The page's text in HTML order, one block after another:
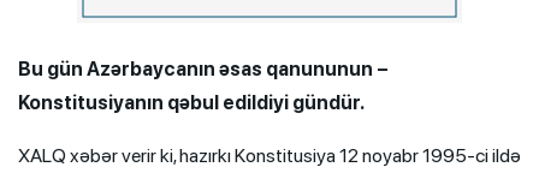
Bu gün Azərbaycanın əsas qanununun –
Konstitusiyanın qəbul edildiyi gündür.
XALQ xəbər verir ki, hazırkı Konstitusiya 12 noyabr 1995-ci ildə